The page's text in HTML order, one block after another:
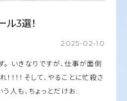
3選！
2025-02-10
。 いきなりですが、仕事が面倒
！！！そして、やることに忙殺さ
人も、ちょっとだけお…